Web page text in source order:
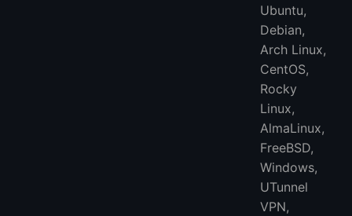
Ubuntu,
Debian,
Arch Linux,
CentOS,
Rocky
Linux,
AlmaLinux,
FreeBSD,
Windows,
UTunnel
VPN,